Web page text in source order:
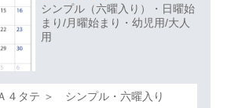
シンプル（六曜入り）・日曜始
まり/月曜始まり・幼児用/大人
用
４タテ ＞ シンプル・六曜入り